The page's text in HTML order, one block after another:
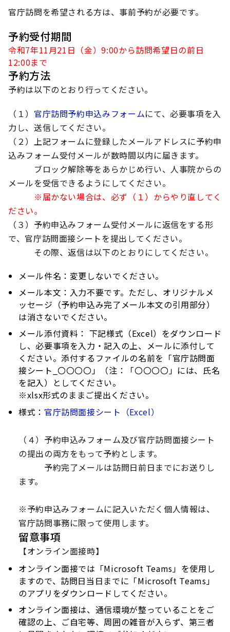
官庁訪問を希望される方は、事前予約が必要です。
予約受付期間
令和7年11月21日（金）9:00から訪問希望日の前日
12:00まで
予約方法
予約は以下のとおり行ってください。
（１） 官庁訪問予約申込みフォームにて、必要事項を入
力し、送信してください。
（２）上記フォームに登録したメールアドレスに予約申
込みフォーム受付メールが数時間以内に届きます。
ブロック解除等をあらかじめ行い、人事院からの
メールを受信できるようにしてください。
※届かない場合は、必ず（１）からやり直してく
ださい。
（３）予約申込みフォーム受付メールに返信をする形
で、官庁訪問面接シートを提出してください。
その際、返信は以下のとおりにしてください。
メール件名：変更しないでください。
メール本文：入力不要です。ただし、オリジナルメ
ッセージ（予約申込み完了メール本文の引用部分）
は消さないでください。
メール添付資料： 下記様式（Excel）をダウンロード
し、必要事項を入力・記入の上、メールに添付して
ください。添付するファイルの名前を「官庁訪問面
接シート_〇〇〇〇」（注：「〇〇〇〇」には、氏名
を記入）としてください。
※xlsx形式のままご提出ください。
様式： 官庁訪問面接シート（Excel）
（４）予約申込みフォーム及び官庁訪問面接シート
の提出の両方をもって予約とします。
予約完了メールは訪問日前日までにお送りし
ます。
※予約申込みフォームに記入いただく個人情報は、
官庁訪問事務に限って使用します。
留意事項
【オンライン面接時】
オンライン面接では「Microsoft Teams」を使用し
ますので、訪問日当日までに「Microsoft Teams」
のアプリをダウンロードしてください。
オンライン面接は、通信環境が整っていることをご
確認の上、ご自宅等、周囲の雑音が入らず、第三者